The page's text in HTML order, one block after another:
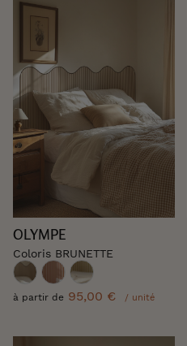
OLYMPE
Coloris BRUNETTE
à partir de 95,00 € / unité